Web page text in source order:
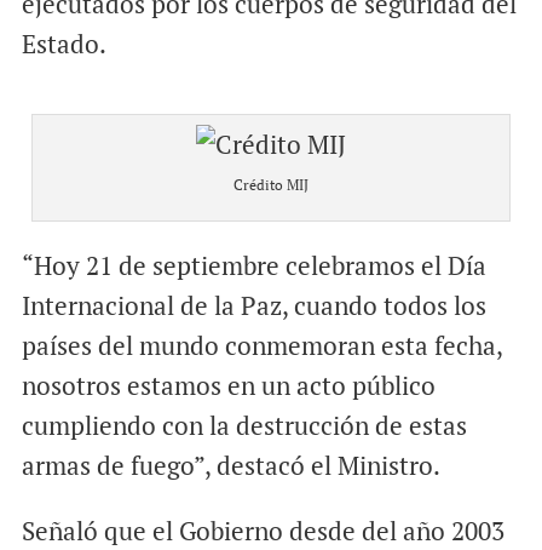
Estado.
Crédito MIJ
“Hoy 21 de septiembre celebramos el Día
Internacional de la Paz, cuando todos los
países del mundo conmemoran esta fecha,
nosotros estamos en un acto público
cumpliendo con la destrucción de estas
armas de fuego”, destacó el Ministro.
Señaló que el Gobierno desde del año 2003